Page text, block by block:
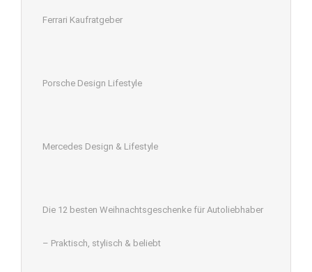
Ferrari Kaufratgeber
Porsche Design Lifestyle
Mercedes Design & Lifestyle
Die 12 besten Weihnachtsgeschenke für Autoliebhaber
– Praktisch, stylisch & beliebt